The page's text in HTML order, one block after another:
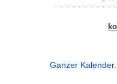
Ganzer Kalender...